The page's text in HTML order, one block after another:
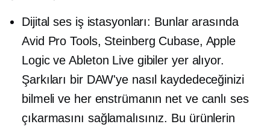
Dijital ses iş istasyonları: Bunlar arasında
Avid Pro Tools, Steinberg Cubase, Apple
Logic ve Ableton Live gibiler yer alıyor.
Şarkıları bir DAW'ye nasıl kaydedeceğinizi
bilmeli ve her enstrümanın net ve canlı ses
çıkarmasını sağlamalısınız. Bu ürünlerin